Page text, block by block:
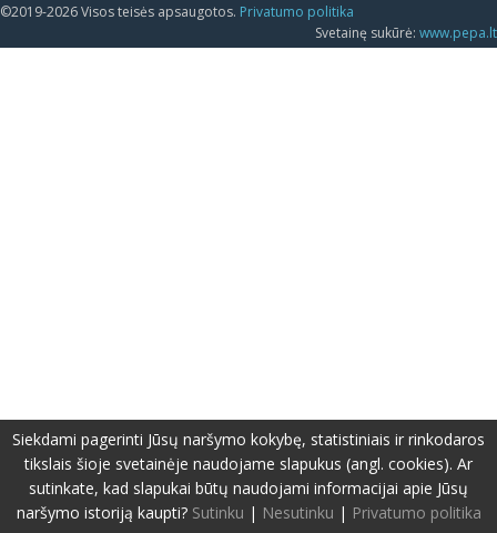
©2019-2026 Visos teisės apsaugotos. Privatumo politika
Svetainę sukūrė: www.pepa.lt
Siekdami pagerinti Jūsų naršymo kokybę, statistiniais ir rinkodaros
tikslais šioje svetainėje naudojame slapukus (angl. cookies). Ar
sutinkate, kad slapukai būtų naudojami informacijai apie Jūsų
naršymo istoriją kaupti? Sutinku | Nesutinku | Privatumo politika